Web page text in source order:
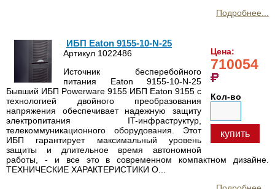
Подробнее...
Цена:
710054
Кол-во
купить
ИБП Eaton 9155-10-N-25
Артикул 1022486
Источник бесперебойного
питания Eaton 9155-10-N-25
Бывший ИБП Powerware 9155 ИБП Eaton 9155 с
технологией двойного преобразования
напряжения обеспечивает надежную защиту
электропитания IT-инфраструктур,
телекоммуникационного оборудования. Этот
ИБП гарантирует максимальный уровень
защиты и длительное время автономной
работы, - и все это в современном компактном дизайне.
ТЕХНИЧЕСКИЕ ХАРАКТЕРИСТИКИ О...